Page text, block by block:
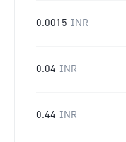
0.0015 INR
0.04 INR
0.44 INR